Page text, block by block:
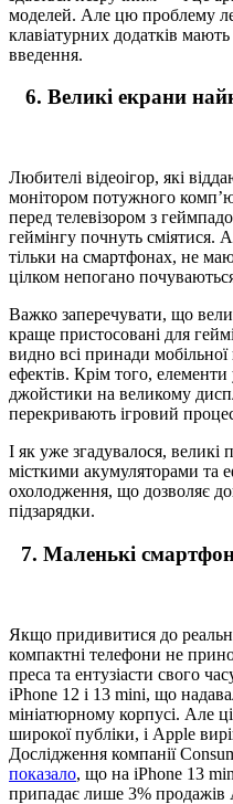
моделей. Але цю проблему
клавіатурних додатків
введення.
6. Великі екрани
Любителі відеоігор, які
монітором потужного
перед телевізором з
геймінгу почнуть сміятися.
тільки на смартфонах, не
цілком непогано
Важко заперечувати, що
краще пристосовані для
видно всі принади
ефектів. Крім того, елементи
джойстики на великому
перекривають ігровий
І як уже згадувалося, великі
місткими акумуляторами та
охолодження, що дозволяє
підзарядки.
7. Маленькі
Якщо придивитися до
компактні телефони не
преса та ентузіасти свого
iPhone 12 і 13 mini, що
мініатюрному корпусі. Але
широкої публіки, і Apple
Дослідження компанії
показало, що на iPhone 13
припадає лише 3% продажів